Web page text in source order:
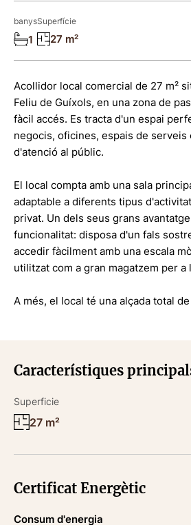
banys
1
Superfície
27 m²
Acollidor local comercial de 27 m²
Feliu de Guíxols, en una zona de
fàcil accés. Es tracta d'un espai
negocis, oficines, espais de serveis
d'atenció al públic.
El local compta amb una sala
adaptable a diferents tipus
privat. Un dels seus grans
funcionalitat: disposa d'un fals
accedir fàcilment amb una escala
utilitzat com a gran magatzem per a
A més, el local té una alçada total
Sant Feliu de Guíxols és un
Empordà, situat a la província de
amable i propera, que és viva tot
Característiques
Superficie
27 m²
Certificat Energètic
Consum d'energia